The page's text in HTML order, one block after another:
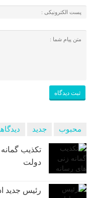
محبوب جدید
تکذیب
دولت
رئیس جدید